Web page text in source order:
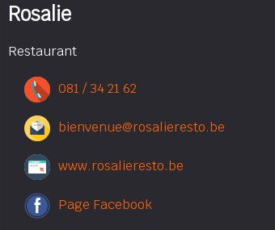
Rosalie
Restaurant
081 / 34 21 62
bienvenue@rosalieresto.be
www.rosalieresto.be
Page Facebook